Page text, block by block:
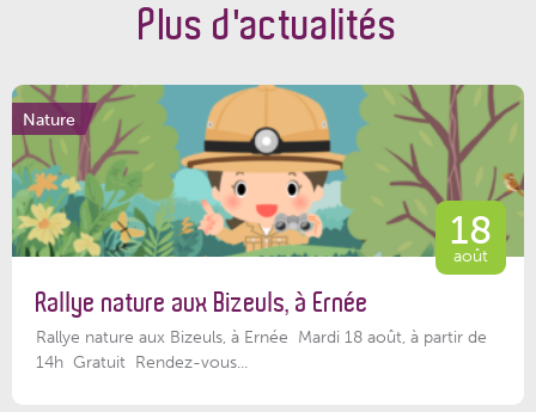
Plus d'actualités
Nature
18
août
Rallye nature aux Bizeuls, à Ernée
Rallye nature aux Bizeuls, à Ernée Mardi 18 août, à partir de
14h Gratuit Rendez-vous...